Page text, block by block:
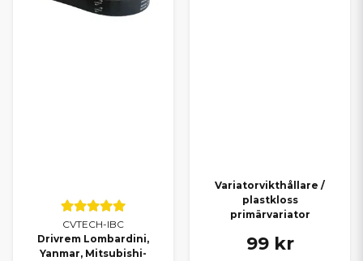
CVTECH-IBC
Drivrem Lombardini,
Yanmar, Mitsubishi-
Variatorvikthållare /
plastkloss
primärvariator
99 kr